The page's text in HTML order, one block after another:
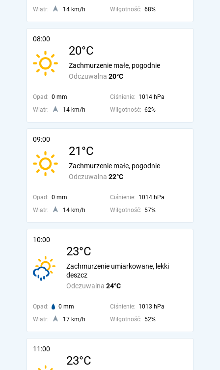
Wiatr: 14 km/h Wilgotność: 68%
08:00
20°C
Odczuwalna 20°C
Zachmurzenie małe, pogodnie
Opad: 0 mm Ciśnienie: 1014 hPa
Wiatr:
14 km/h Wilgotność: 62%
09:00
21°C
Odczuwalna 22°C
Zachmurzenie małe, pogodnie
Opad: 0 mm Ciśnienie: 1014 hPa
Wiatr:
14 km/h Wilgotność: 57%
10:00
23°C
Odczuwalna 24°C
Zachmurzenie umiarkowane, lekki
deszcz
Opad: 0 mm Ciśnienie: 1013 hPa
Wiatr:
17 km/h Wilgotność: 52%
11:00
23°C